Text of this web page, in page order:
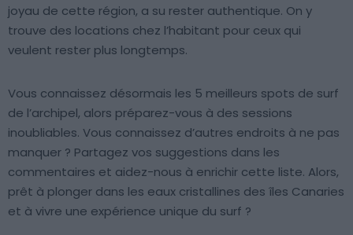
joyau de cette région, a su rester authentique. On y
trouve des locations chez l’habitant pour ceux qui
veulent rester plus longtemps.
Vous connaissez désormais les 5 meilleurs spots de surf
de l’archipel, alors préparez-vous à des sessions
inoubliables. Vous connaissez d’autres endroits à ne pas
manquer ? Partagez vos suggestions dans les
commentaires et aidez-nous à enrichir cette liste. Alors,
prêt à plonger dans les eaux cristallines des îles Canaries
et à vivre une expérience unique du surf ?